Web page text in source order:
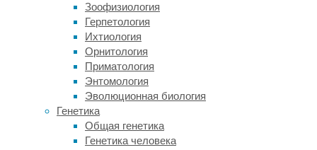
Зоофизиология
Герпетология
Ихтиология
Орнитология
Приматология
Энтомология
Эволюционная биология
Генетика
Общая генетика
Генетика человека
фоне
ночного
неба.
Другая
версия
гласила,
белое
оперение